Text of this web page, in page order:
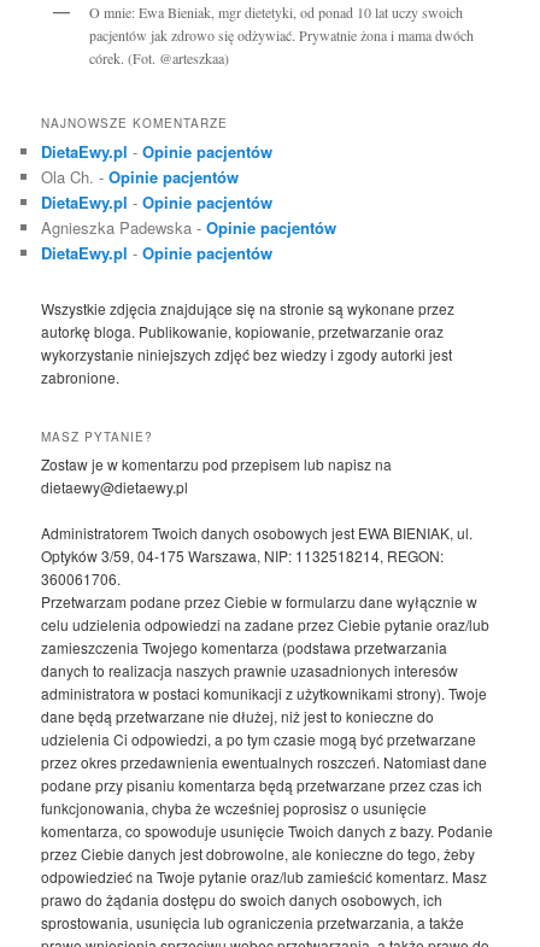
O mnie: Ewa Bieniak, mgr dietetyki, od ponad 10 lat uczy swoich
pacjentów jak zdrowo się odżywiać. Prywatnie żona i mama dwóch
córek. (Fot. @arteszkaa)
NAJNOWSZE KOMENTARZE
DietaEwy.pl -Opinie pacjentów
Ola Ch. -Opinie pacjentów
DietaEwy.pl -Opinie pacjentów
Agnieszka Padewska -Opinie pacjentów
DietaEwy.pl -Opinie pacjentów
Wszystkie zdjęcia znajdujące się na stronie są wykonane przez
autorkę bloga. Publikowanie, kopiowanie, przetwarzanie oraz
wykorzystanie niniejszych zdjęć bez wiedzy i zgody autorki jest
zabronione.
MASZ PYTANIE?
Zostaw je w komentarzu pod przepisem lub napisz na
dietaewy@dietaewy.pl
Administratorem Twoich danych osobowych jest EWA BIENIAK, ul.
Optyków 3/59, 04-175 Warszawa, NIP: 1132518214, REGON:
360061706.
Przetwarzam podane przez Ciebie w formularzu dane wyłącznie w
celu udzielenia odpowiedzi na zadane przez Ciebie pytanie oraz/lub
zamieszczenia Twojego komentarza (podstawa przetwarzania
danych to realizacja naszych prawnie uzasadnionych interesów
administratora w postaci komunikacji z użytkownikami strony). Twoje
dane będą przetwarzane nie dłużej, niż jest to konieczne do
udzielenia Ci odpowiedzi, a po tym czasie mogą być przetwarzane
przez okres przedawnienia ewentualnych roszczeń. Natomiast dane
podane przy pisaniu komentarza będą przetwarzane przez czas ich
funkcjonowania, chyba że wcześniej poprosisz o usunięcie
komentarza, co spowoduje usunięcie Twoich danych z bazy. Podanie
przez Ciebie danych jest dobrowolne, ale konieczne do tego, żeby
odpowiedzieć na Twoje pytanie oraz/lub zamieścić komentarz. Masz
prawo do żądania dostępu do swoich danych osobowych, ich
sprostowania, usunięcia lub ograniczenia przetwarzania, a także